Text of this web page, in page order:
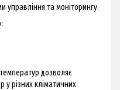
управління та моніторингу.
:
дозволяє
у різних кліматичних